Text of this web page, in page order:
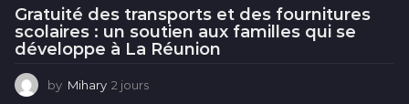
Gratuité des transports et des fournitures
scolaires : un soutien aux familles qui se
développe à La Réunion
by Mihary 2 jours